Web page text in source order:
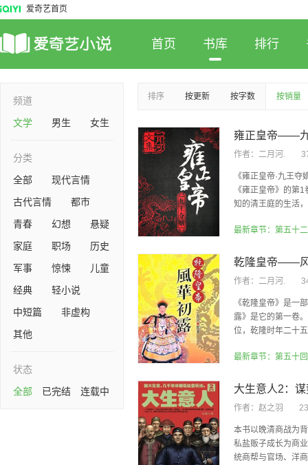
爱奇艺首页
首页 书库 排行
频道
文学
男生 女生
分类
全部
现代言情
古代言情
都市
青春
幻想
悬疑
家庭
职场
历史
军事
惊悚
儿童
经典
轻小说
中短篇
非虚构
其他
状态
全部
已完结 连载中
排序 按更新 按字数 按销量
雍正皇帝——
作者： 二月河.
《雍正皇帝·九王
《雍正皇帝》的第
知的清王庭的生活
乾隆皇帝——
作者： 二月河.
《乾隆皇帝》是一
露》是它的第一卷
位，乾隆时年二十
大生意人2：谋
作者： 赵之羽
本书以晚清商战为
私盐贩子成长为商
统商帮与官场、洋